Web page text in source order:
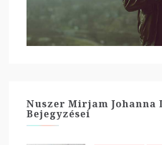
Nuszer Mirjam Johanna
Bejegyzései